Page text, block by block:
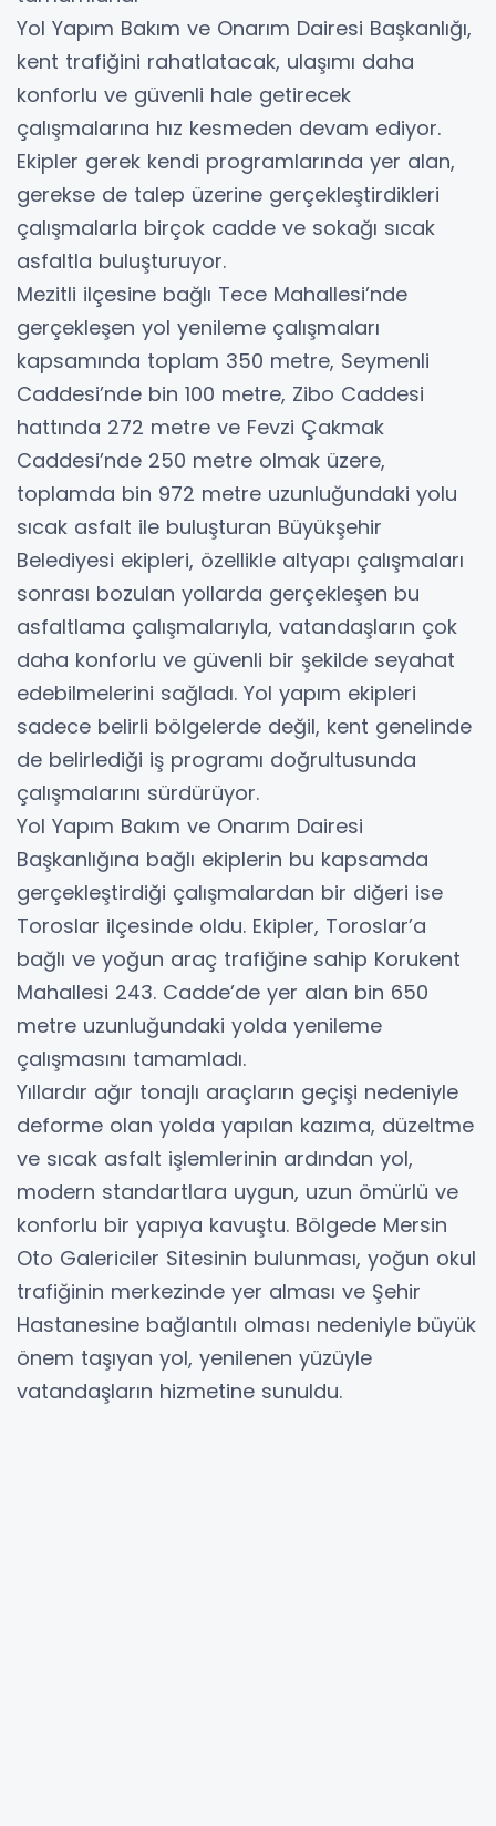
Yol Yapım Bakım ve Onarım Dairesi Başkanlığı,
kent trafiğini rahatlatacak, ulaşımı daha
konforlu ve güvenli hale getirecek
çalışmalarına hız kesmeden devam ediyor.
Ekipler gerek kendi programlarında yer alan,
gerekse de talep üzerine gerçekleştirdikleri
çalışmalarla birçok cadde ve sokağı sıcak
asfaltla buluşturuyor.
Mezitli ilçesine bağlı Tece Mahallesi’nde
gerçekleşen yol yenileme çalışmaları
kapsamında toplam 350 metre, Seymenli
Caddesi’nde bin 100 metre, Zibo Caddesi
hattında 272 metre ve Fevzi Çakmak
Caddesi’nde 250 metre olmak üzere,
toplamda bin 972 metre uzunluğundaki yolu
sıcak asfalt ile buluşturan Büyükşehir
Belediyesi ekipleri, özellikle altyapı çalışmaları
sonrası bozulan yollarda gerçekleşen bu
asfaltlama çalışmalarıyla, vatandaşların çok
daha konforlu ve güvenli bir şekilde seyahat
edebilmelerini sağladı. Yol yapım ekipleri
sadece belirli bölgelerde değil, kent genelinde
de belirlediği iş programı doğrultusunda
çalışmalarını sürdürüyor.
Yol Yapım Bakım ve Onarım Dairesi
Başkanlığına bağlı ekiplerin bu kapsamda
gerçekleştirdiği çalışmalardan bir diğeri ise
Toroslar ilçesinde oldu. Ekipler, Toroslar’a
bağlı ve yoğun araç trafiğine sahip Korukent
Mahallesi 243. Cadde’de yer alan bin 650
metre uzunluğundaki yolda yenileme
çalışmasını tamamladı.
Yıllardır ağır tonajlı araçların geçişi nedeniyle
deforme olan yolda yapılan kazıma, düzeltme
ve sıcak asfalt işlemlerinin ardından yol,
modern standartlara uygun, uzun ömürlü ve
konforlu bir yapıya kavuştu. Bölgede Mersin
Oto Galericiler Sitesinin bulunması, yoğun okul
trafiğinin merkezinde yer alması ve Şehir
Hastanesine bağlantılı olması nedeniyle büyük
önem taşıyan yol, yenilenen yüzüyle
vatandaşların hizmetine sunuldu.